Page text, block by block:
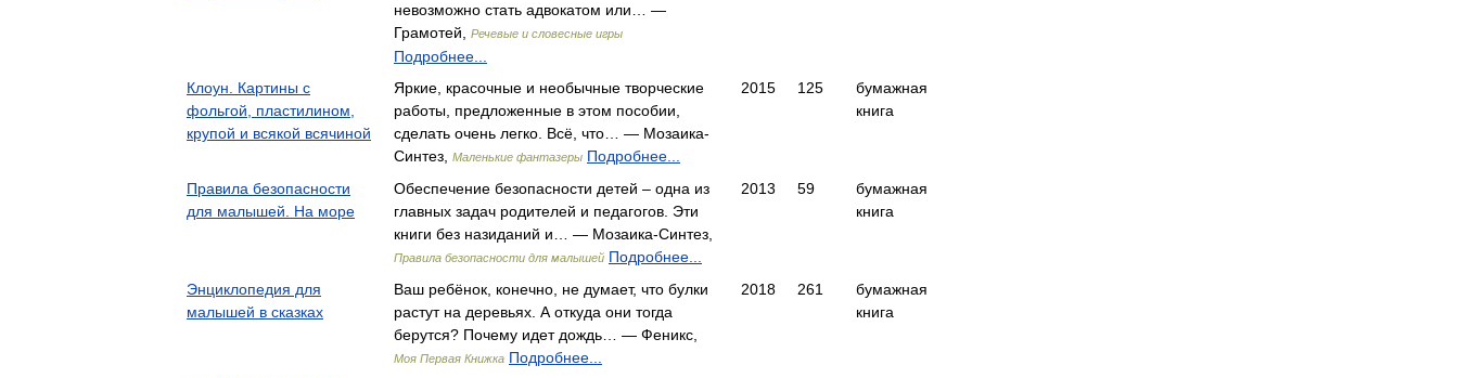
невозможно стать адвокатом или… —
Грамотей,
Речевые и словесные игры
Подробнее...
Клоун. Картины с
фольгой, пластилином,
крупой и всякой всячиной
Яркие, красочные и необычные творческие
работы, предложенные в этом пособии,
сделать очень легко. Всё, что… — Мозаика-
Синтез,
Маленькие фантазеры Подробнее...
2015 125
бумажная
книга
Правила безопасности
для малышей. На море
Обеспечение безопасности детей – одна из
главных задач родителей и педагогов. Эти
книги без назиданий и… — Мозаика-Синтез,
Правила безопасности для малышей Подробнее...
2013 59
бумажная
книга
Энциклопедия для
малышей в сказках
Ваш ребёнок, конечно, не думает, что булки
растут на деревьях. А откуда они тогда
берутся? Почему идет дождь… — Феникс,
Моя Первая Книжка Подробнее...
2018 261
бумажная
книга